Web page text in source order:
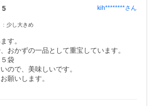
5 kih********さん
： 少し大きめ
す。
おかずの一品として重宝しています。
袋
ので、美味しいです。
願いします。